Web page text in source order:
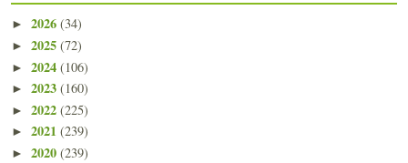
► 2026 (34)
► 2025 (72)
► 2024 (106)
► 2023 (160)
► 2022 (225)
► 2021 (239)
► 2020 (239)